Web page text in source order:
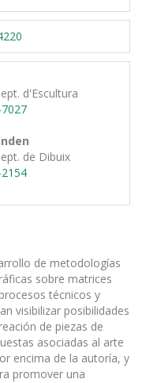
d'Escultura
de Dibuix
de metodologías
sobre matrices
técnicos y
visibilizar posibilidades
de piezas de
asociadas al arte
encima de la autoría, y
promover una